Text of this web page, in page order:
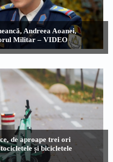
Andreea Aoanei,
Militar – VIDEO
de aproape trei ori
și bicicletele